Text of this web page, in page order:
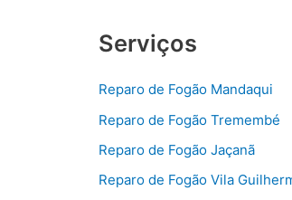
Serviços
Reparo de Fogão Mandaqui
Reparo de Fogão Tremembé
Reparo de Fogão Jaçanã
Reparo de Fogão Vila